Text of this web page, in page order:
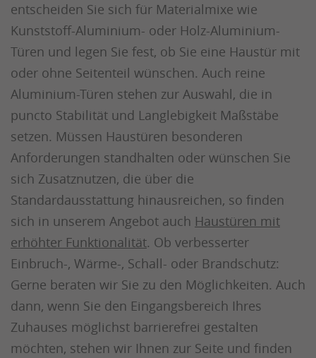
entscheiden Sie sich für Materialmixe wie
Kunststoff-Aluminium- oder Holz-Aluminium-
Türen und legen Sie fest, ob Sie eine Haustür mit
oder ohne Seitenteil wünschen. Auch reine
Aluminium-Türen stehen zur Auswahl, die in
puncto Stabilität und Langlebigkeit Maßstäbe
setzen. Müssen Haustüren besonderen
Anforderungen standhalten oder wünschen Sie
sich Zusatznutzen, die über die
Standardausstattung hinausreichen, so finden
sich in unserem Angebot auch Haustüren mit
erhöhter Funktionalität. Ob verbesserter
Einbruch-, Wärme-, Schall- oder Brandschutz:
Gerne beraten wir Sie zu den Möglichkeiten. Auch
dann, wenn Sie den Eingangsbereich Ihres
Zuhauses möglichst barrierefrei gestalten
möchten, stehen wir Ihnen zur Seite und finden